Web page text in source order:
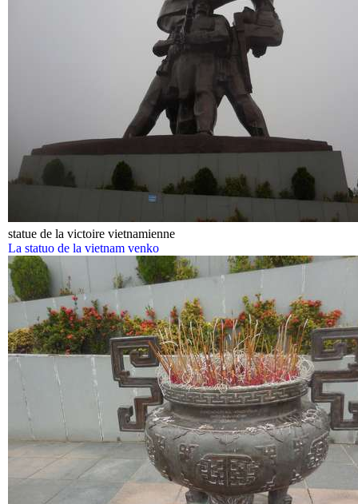
statue de la victoire vietnamienne
La statuo de la vietnam venko